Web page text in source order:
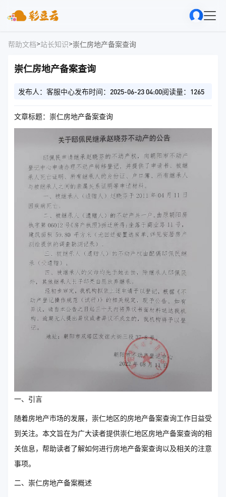
帮助文档>站长知识>崇仁房地产备案查询
崇仁房地产备案查询
发布人：客服中心发布时间：2025-06-23 04:00阅读量：1265
文章标题：崇仁房地产备案查询
一、引言
随着房地产市场的发展，崇仁地区的房地产备案查询工作日益受
到关注。本文旨在为广大读者提供崇仁地区房地产备案查询的相
关信息，帮助读者了解如何进行房地产备案查询以及相关的注意
事项。
二、崇仁房地产备案概述